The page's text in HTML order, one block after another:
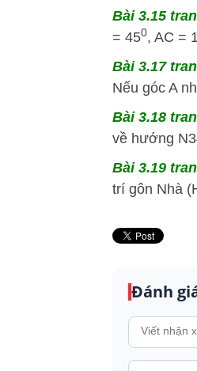
Bài 3.15
= 450, AC =
Bài 3.17
Nếu góc A
Bài 3.18
về hướng
Bài 3.19
trí gôn Nhà
Đánh